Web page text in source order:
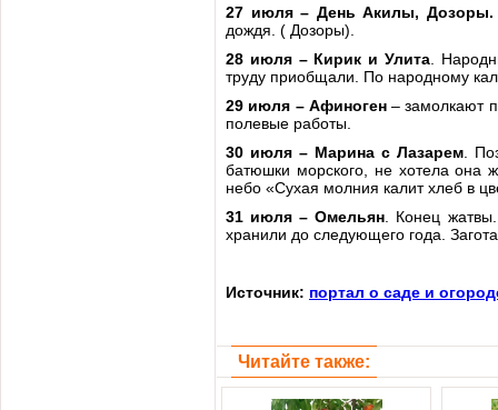
27 июля – День Акилы, Дозоры.
дождя. ( Дозоры).
28 июля – Кирик и Улита.
труду приобщали. По народному
29 июля – Афиноген– замолкают
полевые работы.
30 июля – Марина с Лазарем.
батюшки морского, не хотела она
небо «Сухая молния калит хлеб в
31 июля – Омельян . Конец
хранили до следующего года.
Источник: портал о саде и
Читайте также: